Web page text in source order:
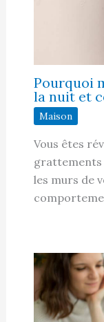
Pourquoi
la nuit et
Maison
Vous êtes
grattements
les murs de